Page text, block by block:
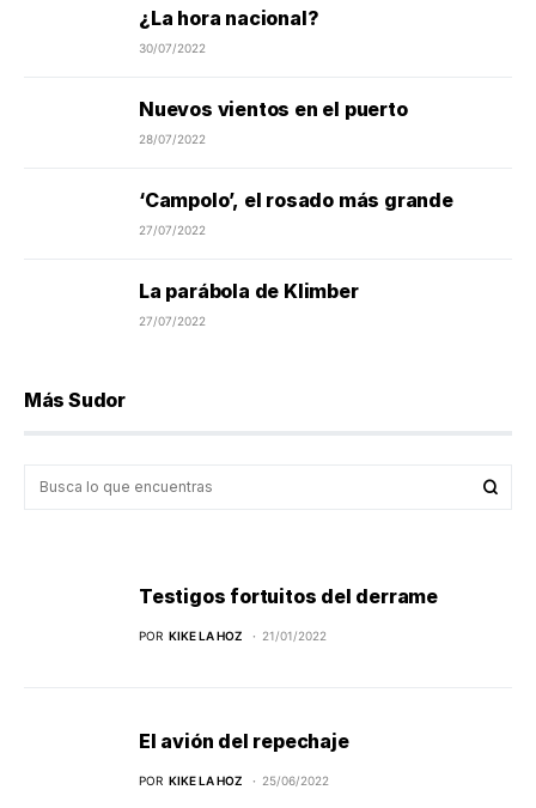
¿La hora nacional?
30/07/2022
Nuevos vientos en el puerto
28/07/2022
‘Campolo’, el rosado más grande
27/07/2022
La parábola de Klimber
27/07/2022
Más Sudor
Testigos fortuitos del derrame
POR KIKE LA HOZ 21/01/2022
El avión del repechaje
POR KIKE LA HOZ 25/06/2022